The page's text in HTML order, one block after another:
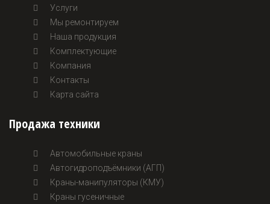
Услуги
Мы ремонтируем
Наша продукция
Комплектующие
Компания
Контакты
Карта сайта
Продажа техники
Автомобильные краны
Автогидроподъёмники (АГП)
Краны-манипуляторы (КМУ)
Краны гусеничные